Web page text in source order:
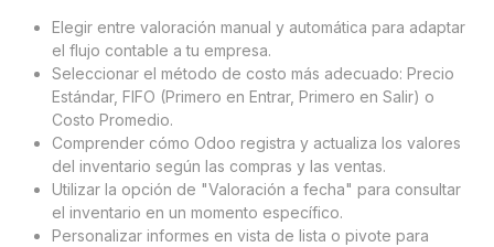
Elegir entre valoración manual y automática para adaptar
el flujo contable a tu empresa.
Seleccionar el método de costo más adecuado: Precio
Estándar, FIFO (Primero en Entrar, Primero en Salir) o
Costo Promedio.
Comprender cómo Odoo registra y actualiza los valores
del inventario según las compras y las ventas.
Utilizar la opción de "Valoración a fecha" para consultar
el inventario en un momento específico.
Personalizar informes en vista de lista o pivote para